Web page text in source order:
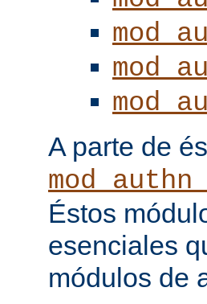
A parte de
Éstos
esenciales
módulos de